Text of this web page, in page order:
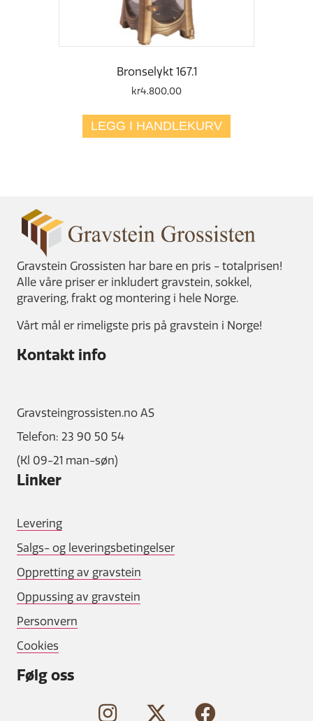
Bronselykt 167.1
kr4.800,00
LEGG I HANDLEKURV
Gravstein Grossisten har bare en pris - totalprisen!
Alle våre priser er inkludert gravstein, sokkel,
gravering, frakt og montering i hele Norge.
Vårt mål er rimeligste pris på gravstein i Norge!
Kontakt info
Gravsteingrossisten.no AS
Telefon: 23 90 50 54
(Kl 09-21 man-søn)
Linker
Levering
Salgs- og leveringsbetingelser
Oppretting av gravstein
Oppussing av gravstein
Personvern
Cookies
Følg oss